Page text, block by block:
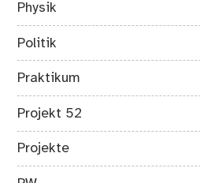
Physik
Politik
Praktikum
Projekt 52
Projekte